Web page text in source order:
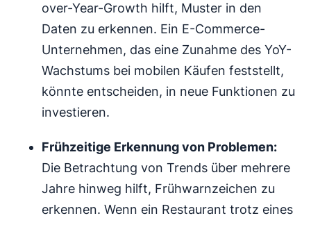
over-Year-Growth hilft, Muster in den
Daten zu erkennen. Ein E-Commerce-
Unternehmen, das eine Zunahme des YoY-
Wachstums bei mobilen Käufen feststellt,
könnte entscheiden, in neue Funktionen zu
investieren.
Frühzeitige Erkennung von Problemen:
Die Betrachtung von Trends über mehrere
Jahre hinweg hilft, Frühwarnzeichen zu
erkennen. Wenn ein Restaurant trotz eines